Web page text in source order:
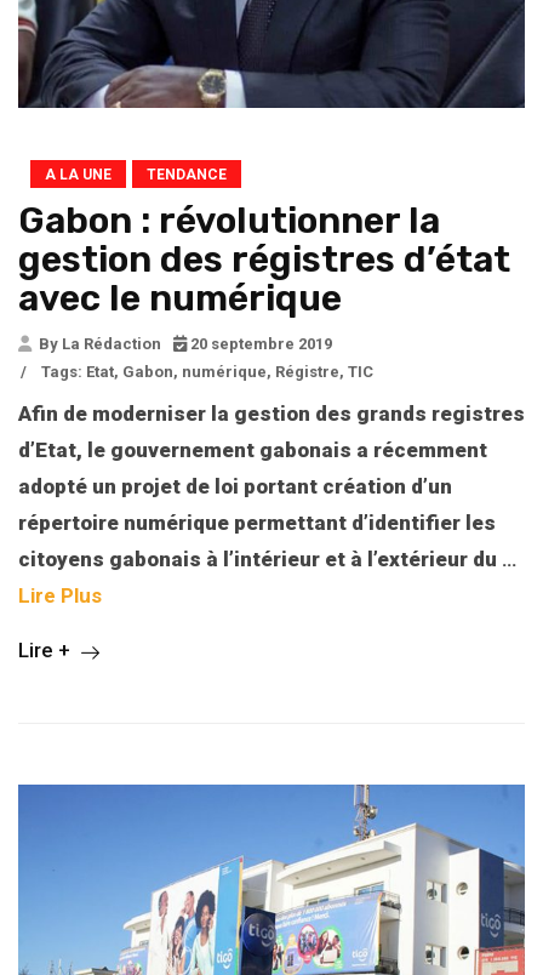
A LA UNE TENDANCE
Gabon : révolutionner la
gestion des régistres d’état
avec le numérique
By La Rédaction
20 septembre 2019
/
Tags: Etat, Gabon, numérique, Régistre, TIC
Afin de moderniser la gestion des grands registres
d’Etat, le gouvernement gabonais a récemment
adopté un projet de loi portant création d’un
répertoire numérique permettant d’identifier les
citoyens gabonais à l’intérieur et à l’extérieur du …
Lire Plus
Lire +